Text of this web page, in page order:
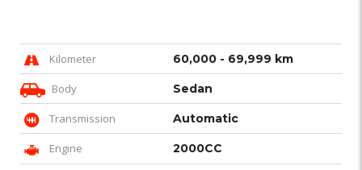
Kilometer 60,000 - 69,999 km
Body Sedan
Transmission Automatic
Engine 2000CC